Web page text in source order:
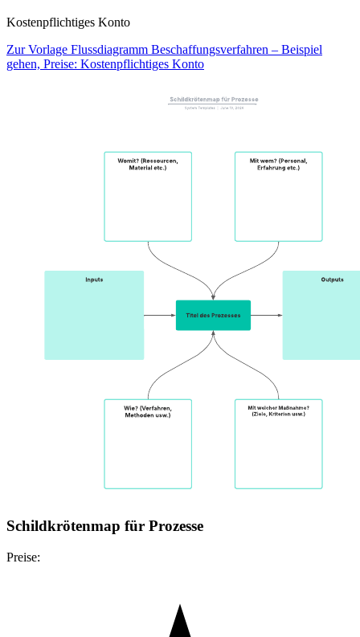
Kostenpflichtiges Konto
Zur Vorlage Flussdiagramm Beschaffungsverfahren – Beispiel
gehen, Preise: Kostenpflichtiges Konto
Schildkrötenmap für Prozesse
Preise: